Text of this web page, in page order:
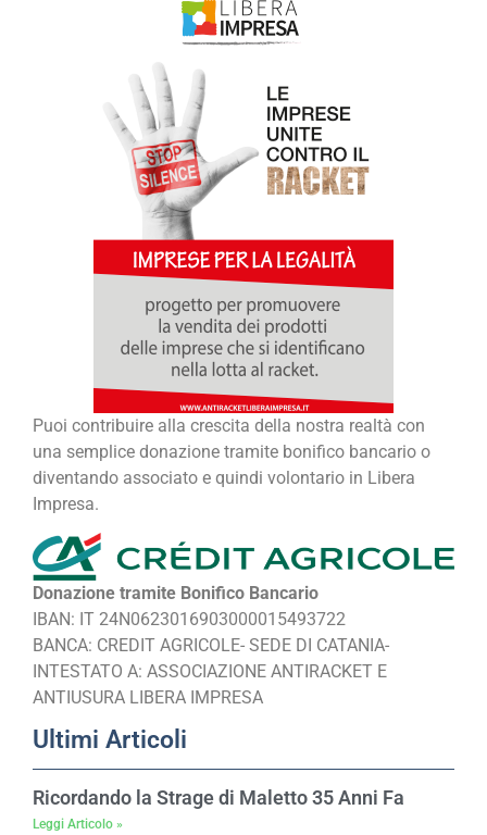
Puoi contribuire alla crescita della nostra realtà con
una semplice donazione tramite bonifico bancario o
diventando associato e quindi volontario in Libera
Impresa.
Donazione tramite Bonifico Bancario
IBAN: IT 24N0623016903000015493722
BANCA: CREDIT AGRICOLE- SEDE DI CATANIA-
INTESTATO A: ASSOCIAZIONE ANTIRACKET E
ANTIUSURA LIBERA IMPRESA
Ultimi Articoli
Ricordando la Strage di Maletto 35 Anni Fa
Leggi Articolo »